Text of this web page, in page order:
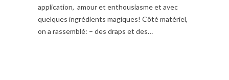
application, amour et enthousiasme et avec
quelques ingrédients magiques! Côté matériel,
on a rassemblé: – des draps et des…